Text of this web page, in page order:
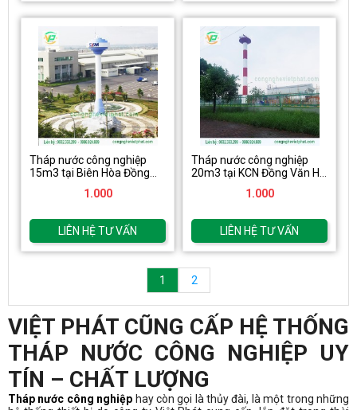
Tháp nước công nghiệp
15m3 tại Biên Hòa Đồng
1.000
LIÊN HỆ TƯ VẤN
Tháp nước công nghiệp
20m3 tại KCN Đồng Văn Hà
1.000
LIÊN HỆ TƯ VẤN
1 2
VIỆT PHÁT CŨNG CẤP HỆ THỐNG
THÁP NƯỚC CÔNG NGHIỆP UY
TÍN – CHẤT LƯỢNG
Tháp nước công nghiệp hay còn gọi là thủy đài, là một trong những